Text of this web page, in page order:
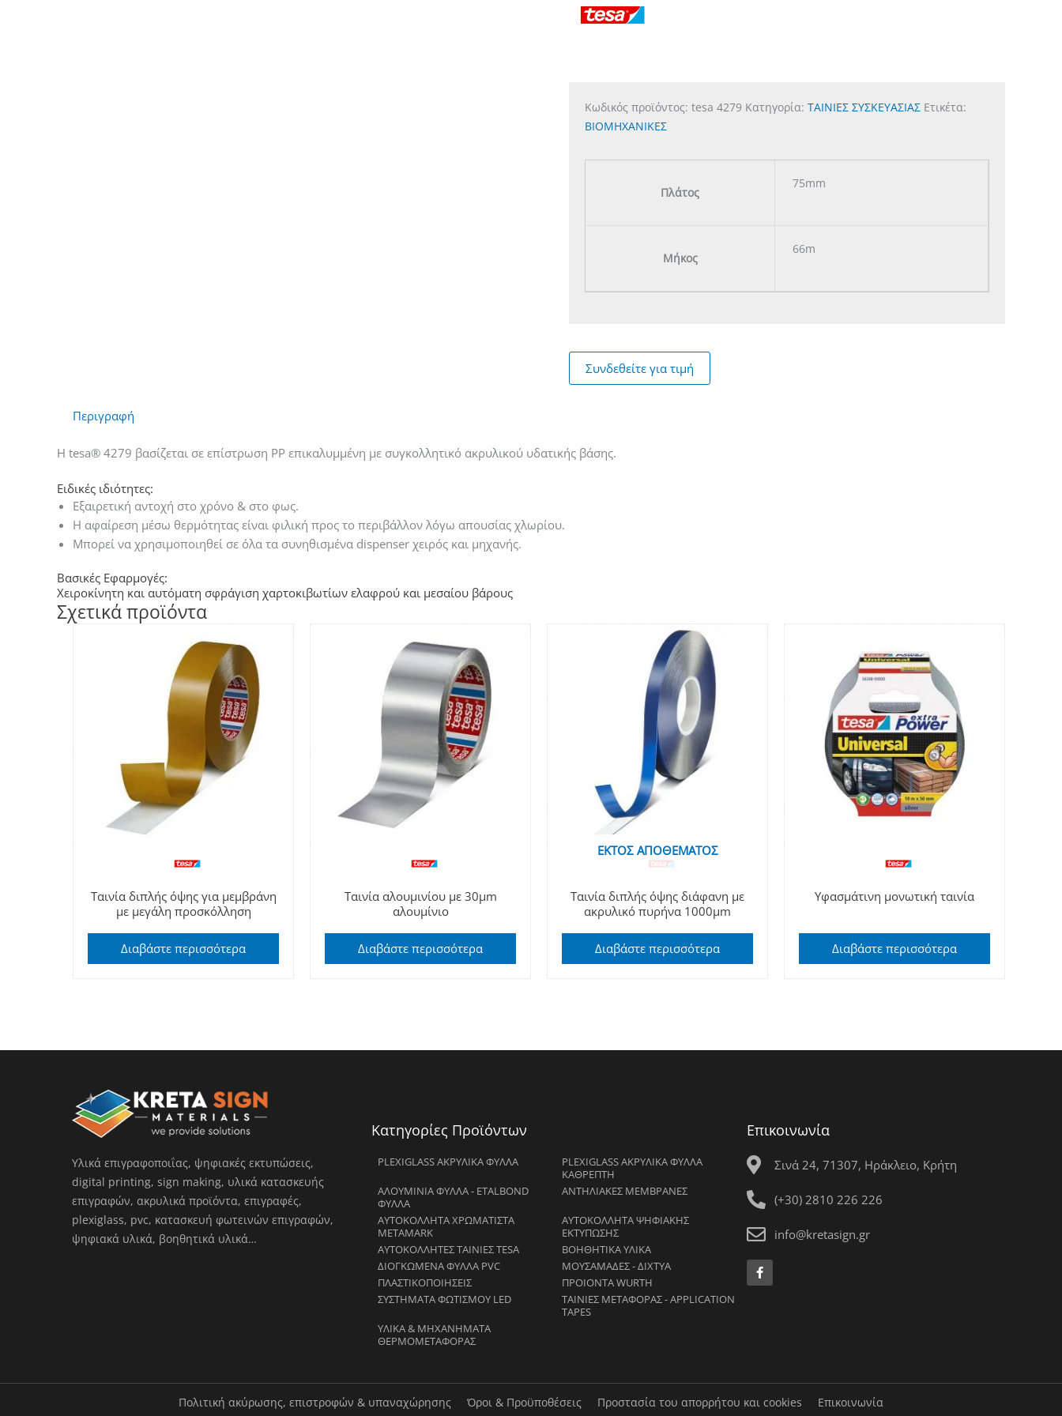
Κωδικός προϊόντος: tesa 4279 Κατηγορία: ΤΑΙΝΙΕΣ ΣΥΣΚΕΥΑΣΙΑΣ Ετικέτα:
ΒΙΟΜΗΧΑΝΙΚΕΣ
Πλάτος
75mm
Μήκος
66m
Συνδεθείτε για τιμή
Περιγραφή
Η tesa® 4279 βασίζεται σε επίστρωση PΡ επικαλυμμένη με συγκολλητικό ακρυλικού υδατικής βάσης.
Ειδικές ιδιότητες:
Εξαιρετική αντοχή στο χρόνο & στο φως.
Η αφαίρεση μέσω θερμότητας είναι φιλική προς το περιβάλλον λόγω απουσίας χλωρίου.
Μπορεί να χρησιμοποιηθεί σε όλα τα συνηθισμένα dispenser χειρός και μηχανής.
Βασικές Εφαρμογές:
Χειροκίνητη και αυτόματη σφράγιση χαρτοκιβωτίων ελαφρού και μεσαίου βάρους
Σχετικά προϊόντα
Ταινία διπλής όψης για μεμβράνη
με μεγάλη προσκόλληση
Διαβάστε περισσότερα
Ταινία αλουμινίου με 30μm
αλουμίνιο
Διαβάστε περισσότερα
ΕΚΤΌΣ ΑΠΟΘΈΜΑΤΟΣ
Ταινία διπλής όψης διάφανη με
ακρυλικό πυρήνα 1000μm
Διαβάστε περισσότερα
Υφασμάτινη μονωτική ταινία
Διαβάστε περισσότερα
Υλικά επιγραφοποιΐας, ψηφιακές εκτυπώσεις,
digital printing, sign making, υλικά κατασκευής
επιγραφών, ακρυλικά προϊόντα, επιγραφές,
plexiglass, pvc, κατασκευή φωτεινών επιγραφών,
ψηφιακά υλικά, βοηθητικά υλικά…
Κατηγορίες Προϊόντων
PLEXIGLASS ΑΚΡΥΛΙΚΑ ΦΥΛΛΑ
PLEXIGLASS ΑΚΡΥΛΙΚΑ ΦΥΛΛΑ
ΚΑΘΡΕΠΤΗ
ΑΛΟΥΜΙΝΙΑ ΦΥΛΛΑ - ETALBOND
ΦΥΛΛΑ
ΑΝΤΗΛΙΑΚΕΣ ΜΕΜΒΡΑΝΕΣ
ΑΥΤΟΚΟΛΛΗΤΑ ΧΡΩΜΑΤΙΣΤΑ
METAMARK
ΑΥΤΟΚΟΛΛΗΤΑ ΨΗΦΙΑΚΗΣ
ΕΚΤΥΠΩΣΗΣ
ΑΥΤΟΚΟΛΛΗΤΕΣ ΤΑΙΝΙΕΣ TESA
ΒΟΗΘΗΤΙΚΑ ΥΛΙΚΑ
ΔΙΟΓΚΩΜΕΝΑ ΦΥΛΛΑ PVC
ΜΟΥΣΑΜΑΔΕΣ - ΔΙΧΤΥΑ
ΠΛΑΣΤΙΚΟΠΟΙΗΣΕΙΣ
ΠΡΟΙΟΝΤΑ WURTH
ΣΥΣΤΗΜΑΤΑ ΦΩΤΙΣΜΟΥ LED
ΤΑΙΝΙΕΣ ΜΕΤΑΦΟΡΑΣ - APPLICATION
TAPES
ΥΛΙΚΑ & ΜΗΧΑΝΗΜΑΤΑ
ΘΕΡΜΟΜΕΤΑΦΟΡΑΣ
Επικοινωνία
Σινά 24, 71307, Ηράκλειο, Κρήτη
(+30) 2810 226 226
info@kretasign.gr
F
a
c
Πολιτική ακύρωσης, επιστροφών & υπαναχώρησης Όροι & Προϋποθέσεις Προστασία του απορρήτου και cookies Επικοινωνία